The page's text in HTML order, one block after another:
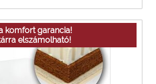
komfort garancia!
elszámolható!